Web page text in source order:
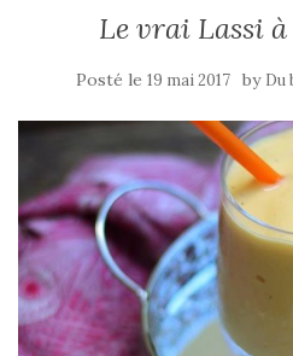
Le vrai Lassi
Posté le 19 mai 2017 by Du